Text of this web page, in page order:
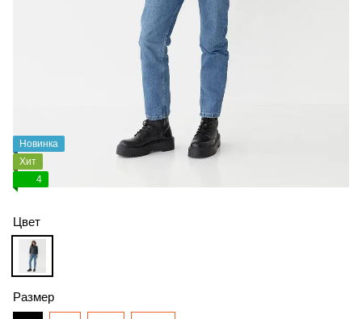
Новинка
Хит
4
Цвет
Размер